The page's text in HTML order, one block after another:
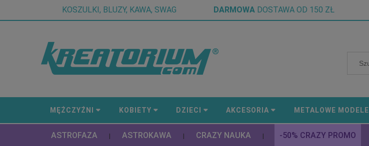
MĘŻCZYŹNI KOBIETY DZIECI AKCESORIA METALOWE MODELE
ASTROFAZA | ASTROKAWA | CRAZY NAUKA | -50% CRAZY PROMO
KOSZULKI, BLUZY, KAWA, SWAG DARMOWA DOSTAWA OD 150 ZŁ